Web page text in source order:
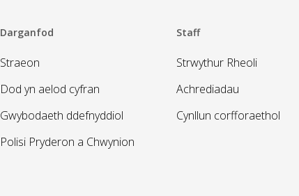
Darganfod
Straeon
Dod yn aelod cyfran
Gwybodaeth ddefnyddiol
Polisi Pryderon a Chwynion
Staff
Strwythur Rheoli
Achrediadau
Cynllun corfforaethol